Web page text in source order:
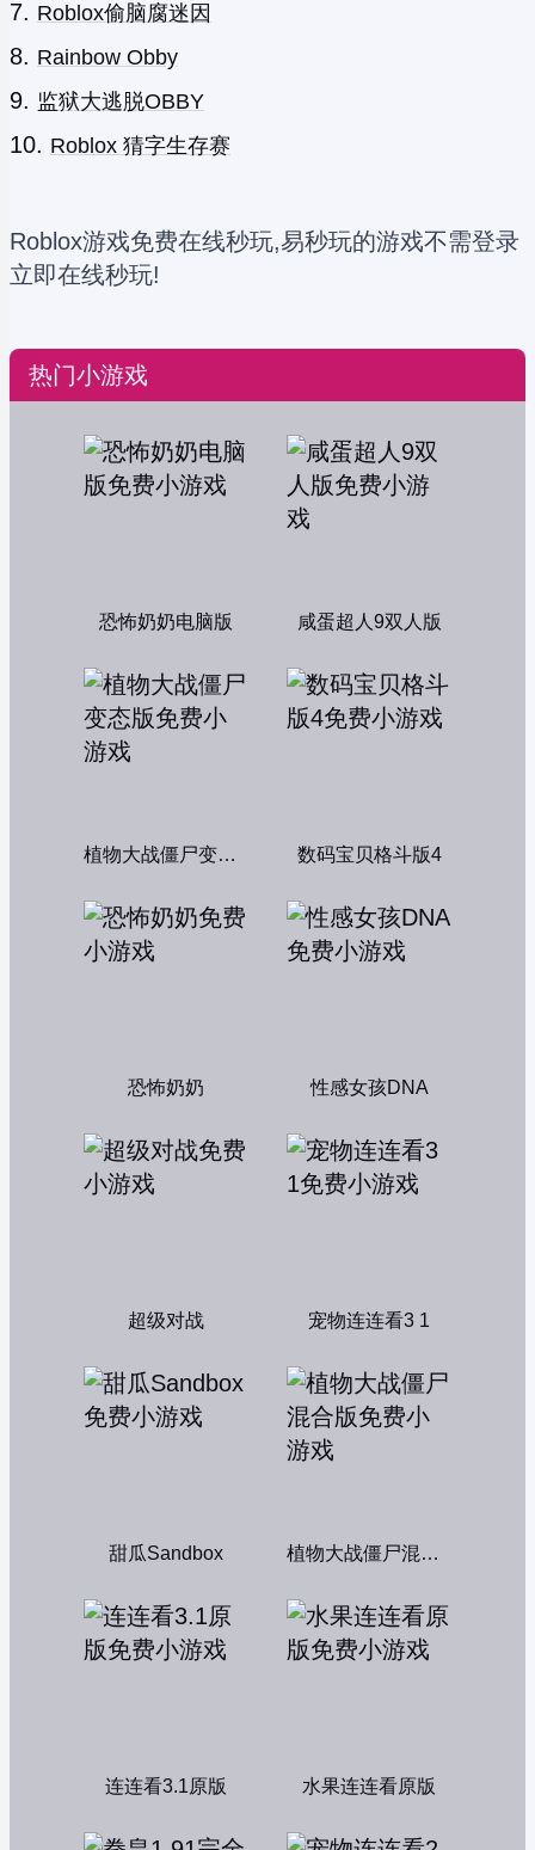
Roblox偷脑腐迷因
Rainbow Obby
监狱大逃脱OBBY
Roblox 猜字生存赛
Roblox游戏免费在线秒玩,易秒玩的游戏不需登录
立即在线秒玩!
热门小游戏
恐怖奶奶电脑版 咸蛋超人9双人版
植物大战僵尸变态版 数码宝贝格斗版4
恐怖奶奶 性感女孩DNA
超级对战 宠物连连看3 1
甜瓜Sandbox 植物大战僵尸混合版
连连看3.1原版 水果连连看原版